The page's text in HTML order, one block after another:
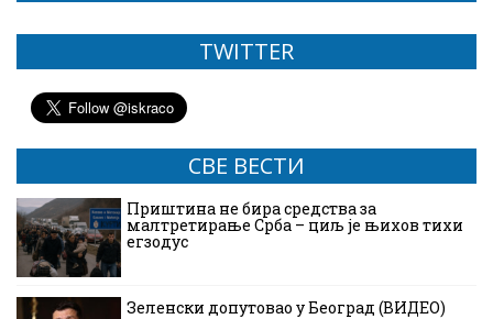
TWITTER
СВЕ ВЕСТИ
Приштина не бира средства за
малтретирање Срба – циљ је њихов тихи
егзодус
Зеленски допутовао у Београд (ВИДЕО)